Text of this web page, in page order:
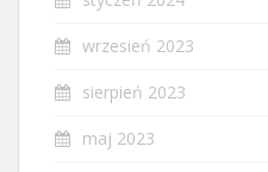
wrzesień 2023
sierpień 2023
maj 2023